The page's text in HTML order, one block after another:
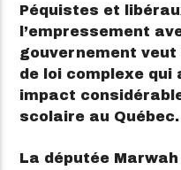
Péquistes et
l’empressement
gouvernement
de loi complexe qui
impact
scolaire au Québec.
La députée